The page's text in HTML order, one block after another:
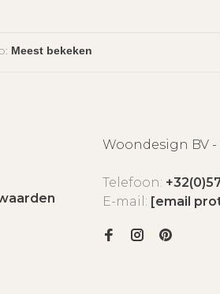
Woondesign BV -
Telefoon:
E-mail: [email